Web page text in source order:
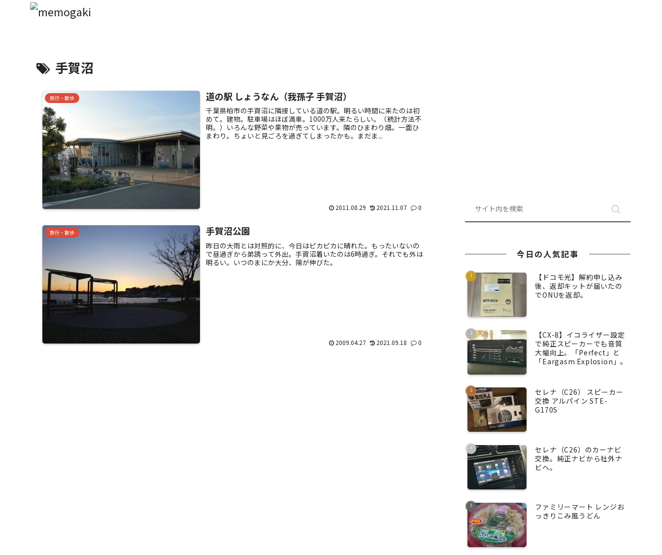
手賀沼
旅行・散歩 道の駅 しょうなん（我孫子 手賀沼）
千葉県柏市の手賀沼に隣接している道の駅。明るい時間に来たのは初
めて。建物。駐車場はほぼ満車。1000万人来たらしい。（統計方法不
明。）いろんな野菜や果物が売っています。隣のひまわり畑。一面ひ
まわり。ちょいと見ごろを過ぎてしまったかも。まだま...
2011.08.29 2021.11.07 0
旅行・散歩 手賀沼公園
昨日の大雨とは対照的に、今日はピカピカに晴れた。もったいないの
で昼過ぎから弟誘って外出。手賀沼着いたのは6時過ぎ。それでも外は
明るい。いつのまにか大分、陽が伸びた。
2009.04.27 2021.09.18 0
今日の人気記事
【ドコモ光】解約申し込み
後、返却キットが届いたの
でONUを返却。
【CX-8】イコライザー設定
で純正スピーカーでも音質
大幅向上。「Perfect」と
「Eargasm Explosion」。
セレナ（C26） スピーカー
交換 アルパイン STE-
G170S
セレナ（C26）のカーナビ
交換。純正ナビから社外ナ
ビへ。
ファミリーマート レンジお
っきりこみ風うどん